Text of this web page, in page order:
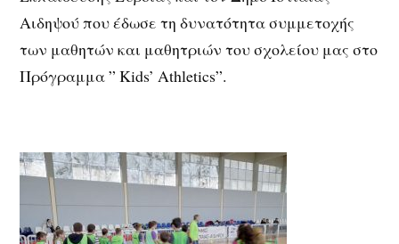
Αιδηψού που έδωσε τη δυνατότητα συμμετοχής
των μαθητών και μαθητριών του σχολείου μας στο
Πρόγραμμα ” Kids’ Athletics”.